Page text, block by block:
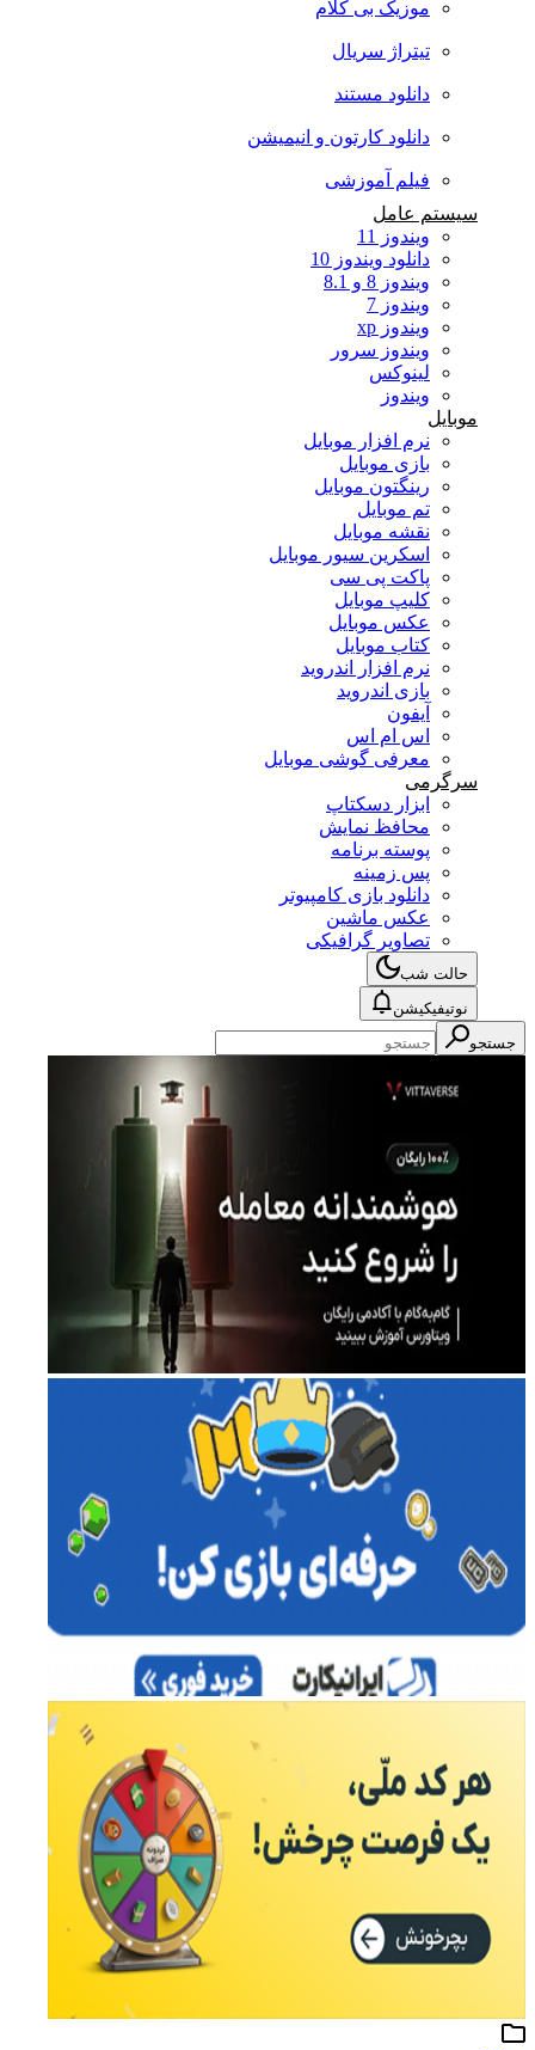
موزیک بی کلام
تیتراژ سریال
دانلود مستند
دانلود کارتون و انیمیشن
فیلم آموزشی
سیستم عامل
ویندوز 11
دانلود ویندوز 10
ویندوز 8 و 8.1
ویندوز 7
ویندوز xp
ویندوز سرور
لینوکس
ویندوز
موبایل
نرم افزار موبایل
بازی موبایل
رینگتون موبایل
تم موبایل
نقشه موبایل
اسکرین سیور موبایل
پاکت پی سی
کلیپ موبایل
عکس موبایل
کتاب موبایل
نرم افزار اندروید
بازی اندروید
آیفون
اس ام اس
معرفی گوشی موبایل
سرگرمی
ابزار دسکتاپ
محافظ نمایش
پوسته برنامه
پس زمینه
دانلود بازی کامپیوتر
عکس ماشین
تصاویر گرافیکی
حالت شب
نوتیفیکیشن
جستجو